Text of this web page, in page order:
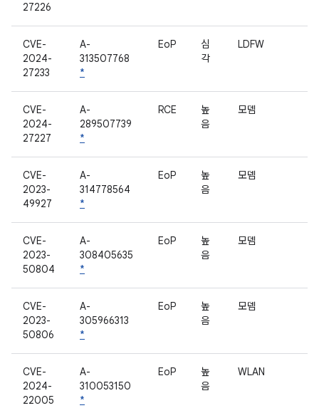
27226
CVE-
2024-
27233
A-
313507768
*
EoP
심
각
LDFW
CVE-
2024-
27227
A-
289507739
*
RCE
높
음
모뎀
CVE-
2023-
49927
A-
314778564
*
EoP
높
음
모뎀
CVE-
2023-
50804
A-
308405635
*
EoP
높
음
모뎀
CVE-
2023-
50806
A-
305966313
*
EoP
높
음
모뎀
CVE-
2024-
22005
A-
310053150
*
EoP
높
음
WLAN